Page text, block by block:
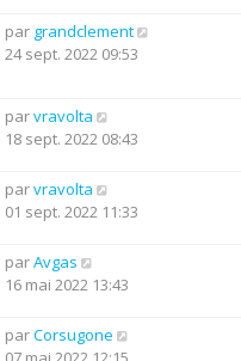
par grandclement
24 sept. 2022 09:53
parvravolta
18 sept. 2022 08:43
parvravolta
01 sept. 2022 11:33
parAvgas
16 mai 2022 13:43
parCorsugone